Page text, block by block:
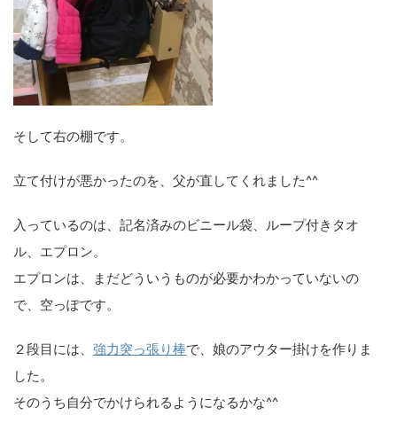
そして右の棚です。
立て付けが悪かったのを、父が直してくれました^^
入っているのは、記名済みのビニール袋、ループ付きタオ
ル、エプロン。
エプロンは、まだどういうものが必要かわかっていないの
で、空っぽです。
２段目には、 強力突っ張り棒で、娘のアウター掛けを作りま
した。
そのうち自分でかけられるようになるかな^^